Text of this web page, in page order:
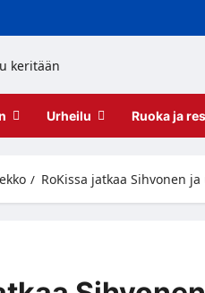
Urheilu Ruoka ja
RoKissa jatkaa Sihvonen